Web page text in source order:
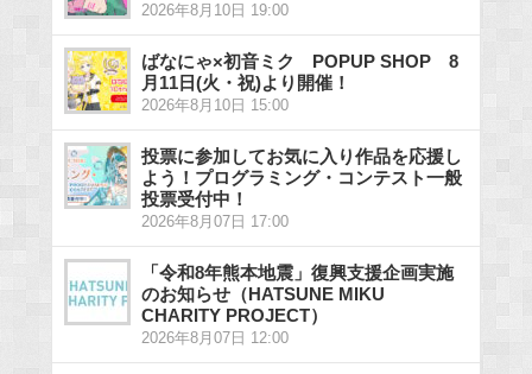
2026年8月10日 19:00
ばなにゃ×初音ミク POPUP SHOP 8
月11日(火・祝)より開催！
2026年8月10日 15:00
投票に参加してお気に入り作品を応援し
よう！プログラミング・コンテスト一般
投票受付中！
2026年8月07日 17:00
「令和8年熊本地震」復興支援企画実施
のお知らせ（HATSUNE MIKU
CHARITY PROJECT）
2026年8月07日 12:00